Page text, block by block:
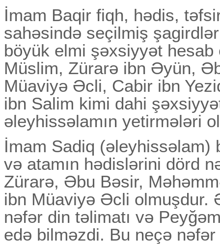
İmam Baqir fiqh, hədis,
sahəsində seçilmiş
böyük elmi şəxsiyyət
Müslim, Zürarə ibn Əyün,
Müaviyə Əcli, Cabir ibn
ibn Salim kimi dahi
əleyhissəlamın yetirmələri
İmam Sadiq (əleyhissəlam)
və atamın hədislərini dörd
Zürarə, Əbu Bəsir,
ibn Müaviyə Əcli olmuşdur.
nəfər din təlimatı və
edə bilməzdi. Bu neçə